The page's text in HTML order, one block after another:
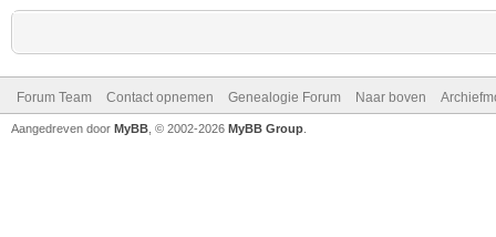
Forum Team Contact opnemen Genealogie Forum Naar boven
Aangedreven door MyBB , © 2002-2026 MyBB Group